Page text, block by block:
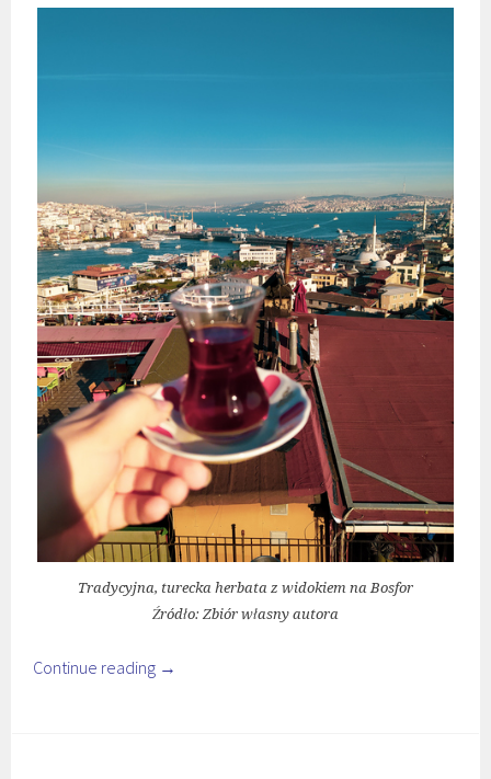
Tradycyjna, turecka herbata z widokiem na Bosfor
Źródło: Zbiór własny autora
Continue reading →